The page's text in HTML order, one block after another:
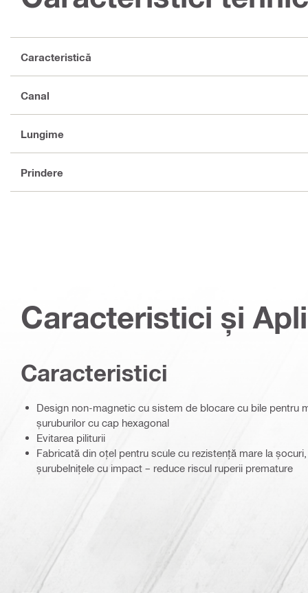
Caracteristică
Canal
Lungime
Prindere
Caracteristici și
Caracteristici
Design non-magnetic cu sistem de blocare cu bile pentru
șuruburilor cu cap hexagonal
Evitarea piliturii
Fabricată din oțel pentru scule cu rezistență mare la
șurubelnițele cu impact – reduce riscul ruperii premature